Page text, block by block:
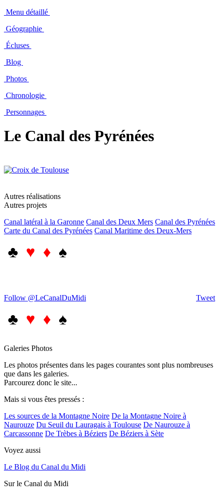
Menu détaillé
Géographie
Écluses
Blog
Photos
Chronologie
Personnages
Le Canal des Pyrénées
Autres réalisations
Autres projets
Canal latéral à la Garonne Canal des Deux Mers Canal des Pyrénées
Carte du Canal des Pyrénées Canal Maritime des Deux-Mers
♣ ♥ ♦ ♠
Tweet
Follow @LeCanalDuMidi
♣ ♥ ♦ ♠
Galeries Photos
Les photos présentes dans les pages courantes sont plus nombreuses
que dans les galeries.
Parcourez donc le site...
Mais si vous êtes pressés :
Les sources de la Montagne Noire De la Montagne Noire à
Naurouze Du Seuil du Lauragais à Toulouse De Naurouze à
Carcassonne De Trèbes à Béziers De Béziers à Sète
Voyez aussi
Le Blog du Canal du Midi
Sur le Canal du Midi